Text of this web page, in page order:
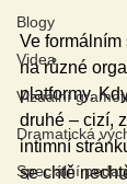
Blogy
Videa
Vizuální
Dramatická
Speciální
Ve
na různé
platformy.
druhé – cizí,
intimní
se chtě